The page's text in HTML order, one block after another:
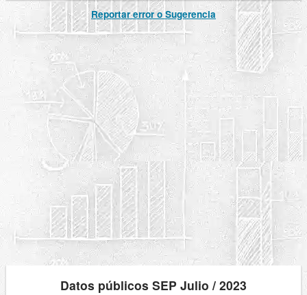
Reportar error o Sugerencia
Datos públicos SEP Julio / 2023